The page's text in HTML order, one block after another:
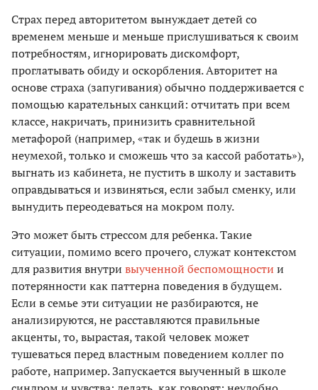
Страх перед авторитетом вынуждает детей со
временем меньше и меньше прислушиваться к своим
потребностям, игнорировать дискомфорт,
проглатывать обиду и оскорбления. Авторитет на
основе страха (запугивания) обычно поддерживается с
помощью карательных санкций: отчитать при всем
классе, накричать, принизить сравнительной
метафорой (например, «так и будешь в жизни
неумехой, только и сможешь что за кассой работать»),
выгнать из кабинета, не пустить в школу и заставить
оправдываться и извиняться, если забыл сменку, или
вынудить переодеваться на мокром полу.
Это может быть стрессом для ребенка. Такие
ситуации, помимо всего прочего, служат контекстом
для развития внутри выученной беспомощности и
потерянности как паттерна поведения в будущем.
Если в семье эти ситуации не разбираются, не
анализируются, не расставляются правильные
акценты, то, вырастая, такой человек может
тушеваться перед властным поведением коллег по
работе, например. Запускается выученный в школе